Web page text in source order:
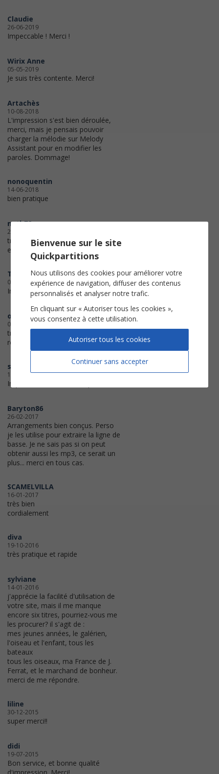
Claudie
26-06-2019
Impeccable ! Merci !
Wirix Anne
05-05-2019
Je suis très contente. Merci!
Artachès
10-08-2018
L'impression s'est bien déroulée,
merci, mais je pensais pouvoir
charger la mélodie sur Melody
Assistant pour en modifier les
paroles. Dommage!
nonoquentin
14-06-2018
bien pratique
nath72
27-04-2018
très bien comme à chaque fois,
entière satisfaction merci
Terry
01-04-2018
Impeccable.
oscarbluegin
06-03-2018
travail de qualité : premier essai
réussi !
saldo
13-01-2018
Impression réussie. C'est parfait !
Baryton86
26-02-2017
Arrangements bien conçus. Perso
je les utilise pour extraire la ligne de
basse. Je ne sais pas si on peut
obtenir aussi les mp3, ce serait un
plus... merci en tous cas.
SCAMELVILLA
16-01-2017
très bien
cordialement
diva
19-10-2016
très pratique et rapide
sylviane
14-01-2016
j'apprécie la facilité d'utilisation de
votre site, mais il me manque
encore six titres, pourriez-vous me
les procurer? il s'agit de :
mes jeunes années, le galérien,
l'oiseau et l'enfant, tous les
bateaux
tous les oiseaux, ma France de J.
Ferrat, et le marchand de bonheur.
merci de me répondre.
liline
30-12-2015
super merci!!
didi
19-07-2015
Bon service, et bonne qualité
Bienvenue sur le site
Quickpartitions
Nous utilisons des cookies pour améliorer votre
expérience de navigation, diffuser des contenus
personnalisés et analyser notre trafic.
En cliquant sur « Autoriser tous les cookies »,
vous consentez à cette utilisation.
Continuer sans accepter
Autoriser tous les cookies